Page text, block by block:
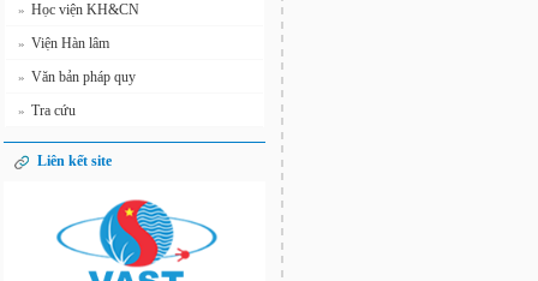
» Học viện KH&CN
» Viện Hàn lâm
» Văn bản pháp quy
» Tra cứu
Liên kết site